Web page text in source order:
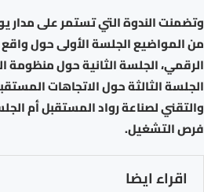
من المواضيع الجلسة الأولى حول
الرقمي، الجلسة الثانية حول منظومة
الجلسة الثالثة حول الاتجاهات
والتقني لصناعة رواد المستقبل أم
فرص التشغيل.
اقراء ايضا